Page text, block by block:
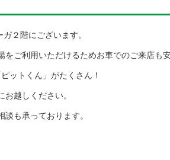
２階にございます。
ご利用いただけるためお車でのご来店も安
ットくん」がたくさん！
越しください。
も承っております。